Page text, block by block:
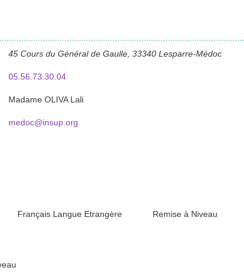
45 Cours du Général de Gaulle, 33340 Lesparre-Médoc
05.56.73.30.04
Madame OLIVA Lali
medoc@insup.org
Français Langue Etrangère Remise à Niveau